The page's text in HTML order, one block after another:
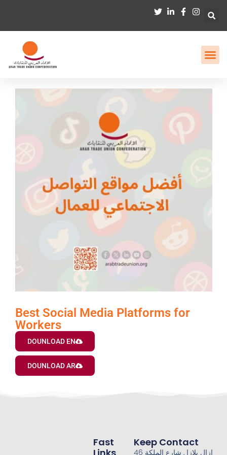
Best Social Media Platforms for
Workers
DOUNLOAD EN
DOUNLOAD AR
Fast
Keep Contact
46 ازال بلازا , شارع الملكة